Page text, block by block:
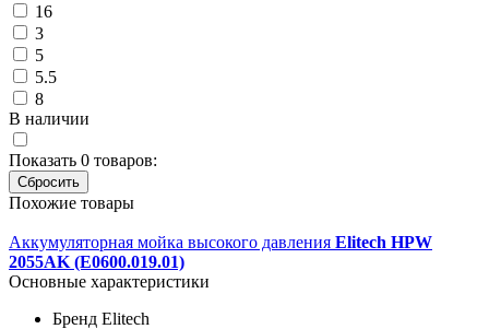
16
3
5
5.5
8
В наличии
Показать 0 товаров:
Похожие товары
Аккумуляторная мойка высокого давления Elitech HPW
2055AK (E0600.019.01)
Основные характеристики
Бренд Elitech